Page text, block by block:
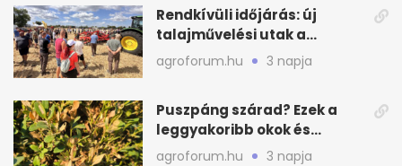
Rendkívüli időjárás: új
talajművelési utak a
gazdáknak
agroforum.hu 3 napja
Puszpáng szárad? Ezek a
leggyakoribb okok és
teendők
agroforum.hu 3 napja